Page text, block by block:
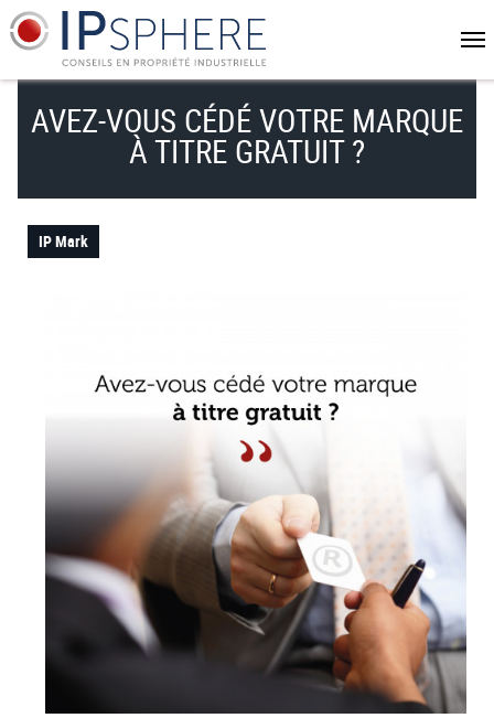
Aller
au
contenu
principal
AVEZ-VOUS CÉDÉ VOTRE MARQUE
À TITRE GRATUIT ?
IP Mark
Panneau de gestion des cookies